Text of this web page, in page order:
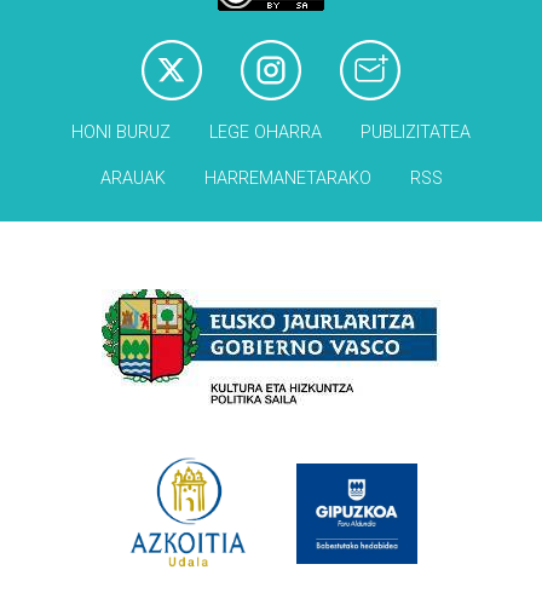
HONI BURUZ LEGE OHARRA PUBLIZITATEA
ARAUAK HARREMANETARAKO RSS